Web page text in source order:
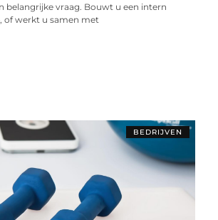
belangrijke vraag. Bouwt u een intern
of werkt u samen met
BEDRIJVEN